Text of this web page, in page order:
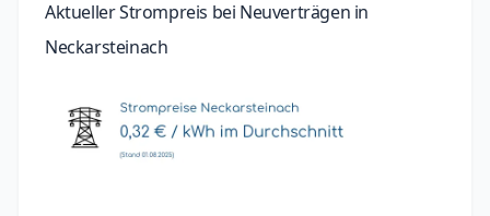
Aktueller Strompreis bei Neuverträgen in
Neckarsteinach